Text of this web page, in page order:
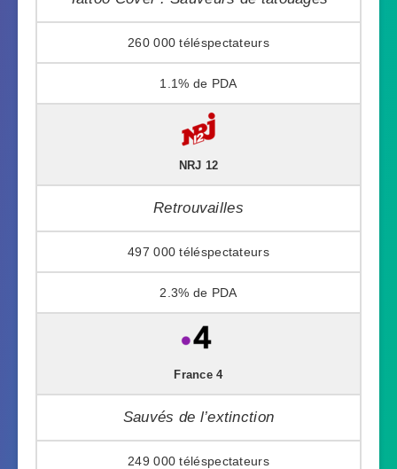
260 000
1.1%
NRJ 12
Retrouvailles
497 000
2.3%
France 4
Sauvés de l’extinction
249 000